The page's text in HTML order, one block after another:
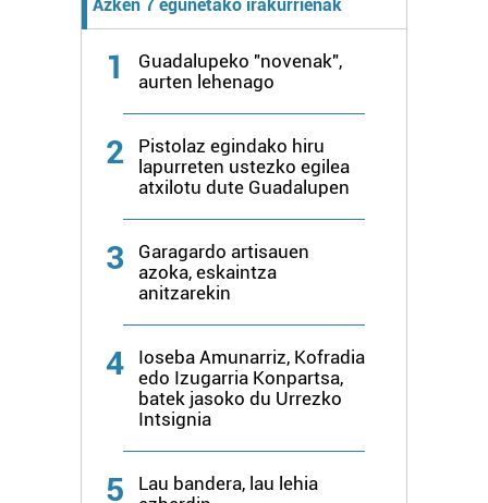
Azken 7 egunetako irakurrienak
1
Guadalupeko "novenak",
aurten lehenago
2
Pistolaz egindako hiru
lapurreten ustezko egilea
atxilotu dute Guadalupen
3
Garagardo artisauen
azoka, eskaintza
anitzarekin
4
Ioseba Amunarriz, Kofradia
edo Izugarria Konpartsa,
batek jasoko du Urrezko
Intsignia
5
Lau bandera, lau lehia